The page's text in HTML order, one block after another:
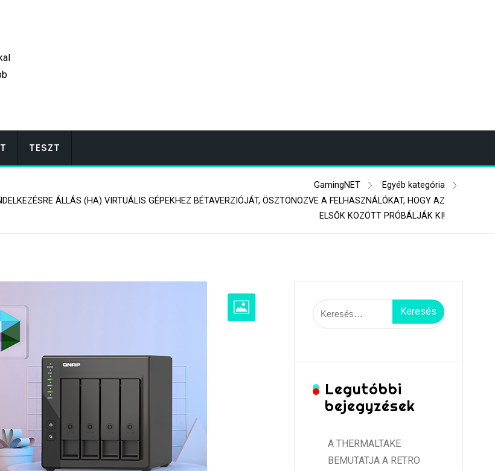
TESZT
GamingNET
Egyéb kategória
ÁLLÁS (HA) VIRTUÁLIS GÉPEKHEZ BÉTAVERZIÓJÁT, ÖSZTÖNÖZVE A FELHASZNÁLÓKAT, HOGY AZ
ELSŐK KÖZÖTT PRÓBÁLJÁK KI!
Keresés:
Legutóbbi
bejegyzések
A THERMALTAKE
BEMUTATJA A RETRO